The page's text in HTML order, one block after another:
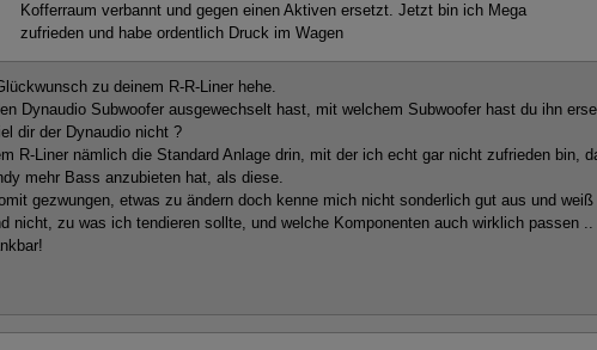
Kofferraum verbannt und gegen einen Aktiven ersetzt. Jetzt bin ich Mega
zufrieden und habe ordentlich Druck im Wagen
zu deinem R-R-Liner hehe.
Dynaudio Subwoofer ausgewechselt hast, mit welchem Subwoofer hast du ihn
dir der Dynaudio nicht ?
R-Liner nämlich die Standard Anlage drin, mit der ich echt gar nicht zufrieden bin,
mehr Bass anzubieten hat, als diese.
gezwungen, etwas zu ändern doch kenne mich nicht sonderlich gut aus und weiß
nicht, zu was ich tendieren sollte, und welche Komponenten auch wirklich passen ..